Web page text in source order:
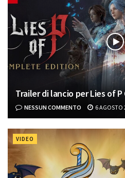
Trailer di lancio per Lies of
NESSUN COMMENTO 6 AGOSTO
VIDEO